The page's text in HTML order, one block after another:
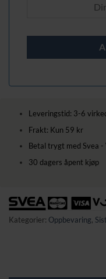
Leveringstid: 3-6
Frakt: Kun 59 kr
Betal trygt med Svea -
30 dagers åpent kjøp
Kategorier: Oppbevaring,